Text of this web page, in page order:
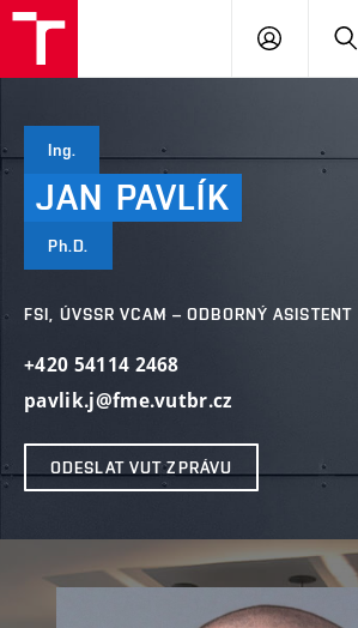
PŘIHLÁSIT
Ing.
JAN PAVLÍK
Ph.D.
FSI, ÚVSSR VCAM – ODBORNÝ ASISTENT
+420 54114 2468
pavlik.j@fme.vutbr.cz
ODESLAT VUT ZPRÁVU